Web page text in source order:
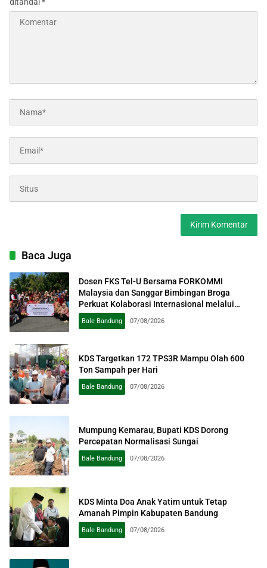
ditandai *
Baca Juga
Dosen FKS Tel-U Bersama FORKOMMI
Malaysia dan Sanggar Bimbingan Broga
Perkuat Kolaborasi Internasional melalui
Pengabdian kepada Masyarakat
Bale Bandung 07/08/2026
KDS Targetkan 172 TPS3R Mampu Olah 600
Ton Sampah per Hari
Bale Bandung 07/08/2026
Mumpung Kemarau, Bupati KDS Dorong
Percepatan Normalisasi Sungai
Bale Bandung 07/08/2026
KDS Minta Doa Anak Yatim untuk Tetap
Amanah Pimpin Kabupaten Bandung
Bale Bandung 07/08/2026